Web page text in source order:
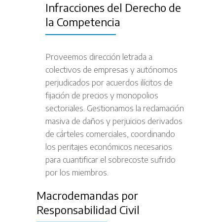
Infracciones del Derecho de
la Competencia
Proveemos dirección letrada a
colectivos de empresas y autónomos
perjudicados por acuerdos ilícitos de
fijación de precios y monopolios
sectoriales. Gestionamos la reclamación
masiva de daños y perjuicios derivados
de cárteles comerciales, coordinando
los peritajes económicos necesarios
para cuantificar el sobrecoste sufrido
por los miembros.
Macrodemandas por
Responsabilidad Civil